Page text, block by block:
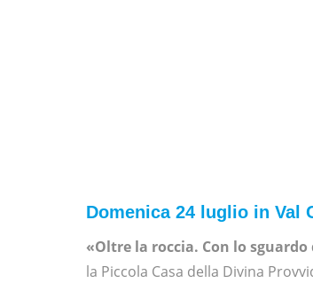
Domenica 24 luglio in Val
«Oltre la roccia. Con lo
la Piccola Casa della Divina